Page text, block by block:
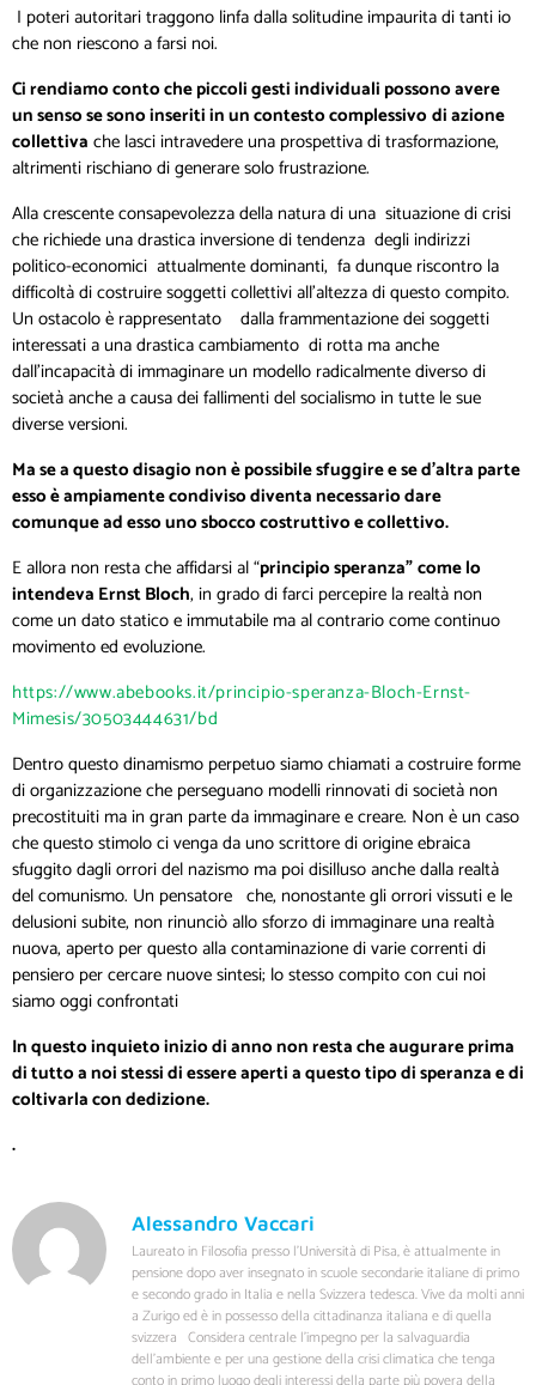
I poteri autoritari traggono linfa dalla solitudine impaurita di tanti io
che non riescono a farsi noi.
Ci rendiamo conto che piccoli gesti individuali possono avere
un senso se sono inseriti in un contesto complessivodi azione
collettiva che lasci intravedere una prospettiva di trasformazione,
altrimenti rischiano di generare solo frustrazione.
Alla crescente consapevolezza della natura di una situazione di crisi
che richiede una drastica inversione di tendenza degli indirizzi
politico-economici attualmente dominanti, fa dunque riscontro la
difficoltà di costruire soggetti collettivi all’altezza di questo compito.
Un ostacolo è rappresentato dalla frammentazione dei soggetti
interessati a una drastica cambiamento di rotta ma anche
dall’incapacità di immaginare un modello radicalmente diverso di
società anche a causa dei fallimenti del socialismo in tutte le sue
diverse versioni.
Ma se a questo disagio non è possibile sfuggire e se d’altra parte
esso è ampiamente condiviso diventa necessario dare
comunque ad esso uno sbocco costruttivo e collettivo.
E allora non resta che affidarsi al “principio speranza”come lo
intendeva Ernst Bloch, in grado di farci percepire la realtà non
come un dato statico e immutabile ma al contrario come continuo
movimento ed evoluzione.
https://www.abebooks.it/principio-speranza-Bloch-Ernst-
Mimesis/30503444631/bd
Dentro questo dinamismo perpetuo siamo chiamati a costruire forme
di organizzazione che perseguano modelli rinnovati di società non
precostituiti ma in gran parte da immaginare e creare. Non è un caso
che questo stimolo ci venga da uno scrittore di origine ebraica
sfuggito dagli orrori del nazismo ma poi disilluso anche dalla realtà
del comunismo. Un pensatore che, nonostante gli orrori vissuti e le
delusioni subite, non rinunciò allo sforzo di immaginare una realtà
nuova, aperto per questo alla contaminazione di varie correnti di
pensiero per cercare nuove sintesi; lo stesso compito con cui noi
siamo oggi confrontati
In questo inquieto inizio di anno non resta che augurare prima
di tutto a noi stessi di essere aperti a questo tipo di speranza e di
coltivarla con dedizione.
.
Alessandro Vaccari
Laureato in Filosofia presso l’Università di Pisa, è attualmente in
pensione dopo aver insegnato in scuole secondarie italiane di primo
e secondo grado in Italia e nella Svizzera tedesca. Vive da molti anni
a Zurigo ed è in possesso della cittadinanza italiana e di quella
svizzera Considera centrale l’impegno per la salvaguardia
dell’ambiente e per una gestione della crisi climatica che tenga